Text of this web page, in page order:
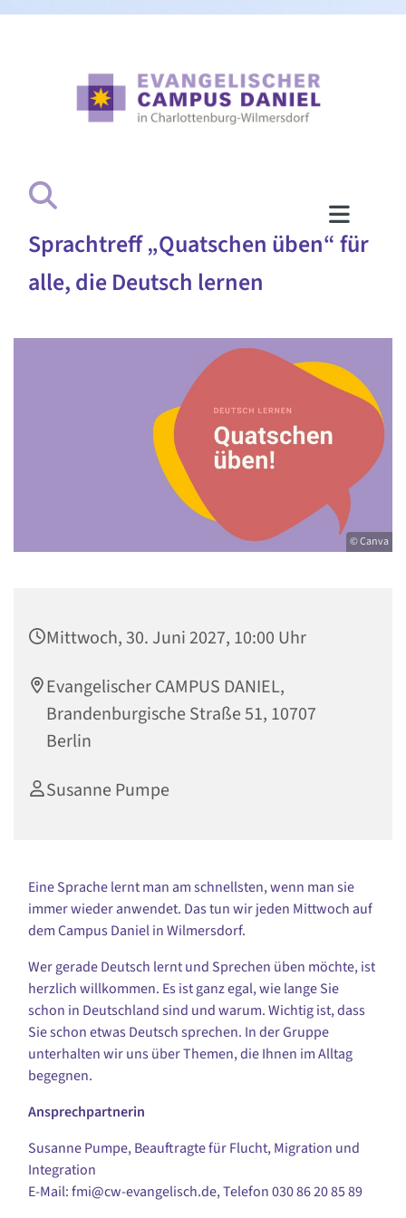
Sprachtreff „Quatschen üben“ für
alle, die Deutsch lernen
© Canva
Mittwoch, 30. Juni 2027, 10:00 Uhr
Evangelischer CAMPUS DANIEL,
Brandenburgische Straße 51, 10707
Berlin
Susanne Pumpe
Eine Sprache lernt man am schnellsten, wenn man sie
immer wieder anwendet. Das tun wir jeden Mittwoch auf
dem Campus Daniel in Wilmersdorf.
Wer gerade Deutsch lernt und Sprechen üben möchte, ist
herzlich willkommen. Es ist ganz egal, wie lange Sie
schon in Deutschland sind und warum. Wichtig ist, dass
Sie schon etwas Deutsch sprechen. In der Gruppe
unterhalten wir uns über Themen, die Ihnen im Alltag
begegnen.
Ansprechpartnerin
Susanne Pumpe, Beauftragte für Flucht, Migration und
Integration
E-Mail: fmi@cw-evangelisch.de, Telefon030 86 20 85 89